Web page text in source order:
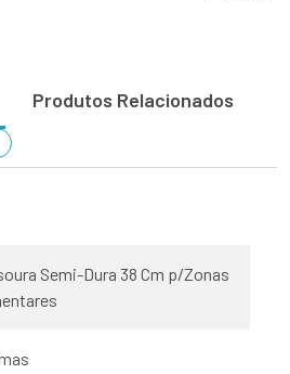
Produtos Relacionados
Semi-Dura 38 Cm p/Zonas